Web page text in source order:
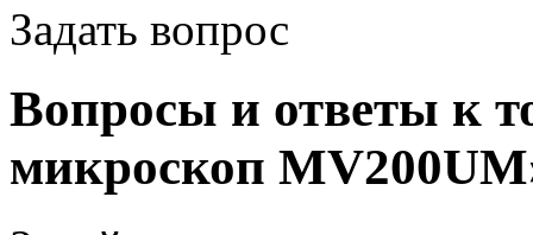
Задать вопрос
Вопросы и ответы к
микроскоп